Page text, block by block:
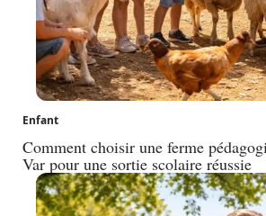
Enfant
Comment choisir une ferme
Var pour une sortie scolaire réussie